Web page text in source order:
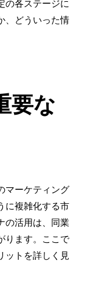
の各ステージに
、どういった情
要な
マーケティング
に複雑化する市
の活用は、同業
ります。ここで
ットを詳しく見